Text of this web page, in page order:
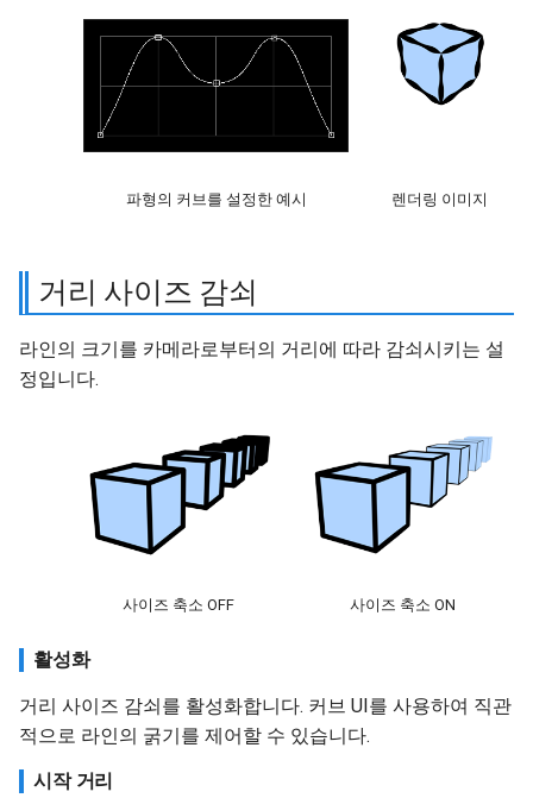
파형의 커브를 설정한 예시 렌더링 이미지
거리 사이즈 감쇠
라인의 크기를 카메라로부터의 거리에 따라 감쇠시키는 설
정입니다.
사이즈 축소 OFF 사이즈 축소 ON
활성화
거리 사이즈 감쇠를 활성화합니다. 커브 UI를 사용하여 직관
적으로 라인의 굵기를 제어할 수 있습니다.
시작 거리